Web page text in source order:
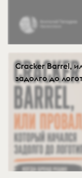
Cracker Barrel,
задолго до